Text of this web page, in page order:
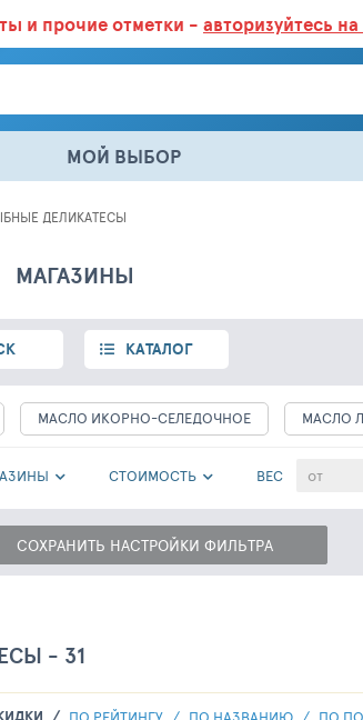
БОЛЬШЕ 100 000 ТОВАРОВ.
и прочие отметки - авторизуйтесь
МОЙ ВЫБОР
ДЕЛИКАТЕСЫ
МАГАЗИНЫ
КАТАЛОГ
МАСЛО ИКОРНО-СЕЛЕДОЧНОЕ МАСЛО
CТОИМОСТЬ ВЕС
СОХРАНИТЬ НАСТРОЙКИ ФИЛЬТРА
- 31